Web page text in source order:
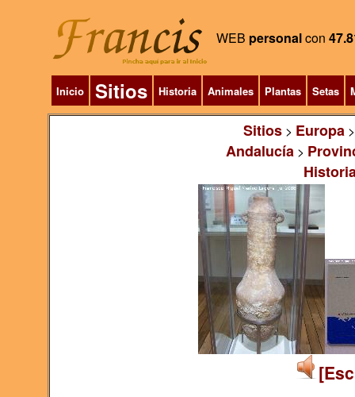
WEB personalcon
Inicio Sitios Historia Animales Plantas Setas
Sitios> Europa
Andalucía >